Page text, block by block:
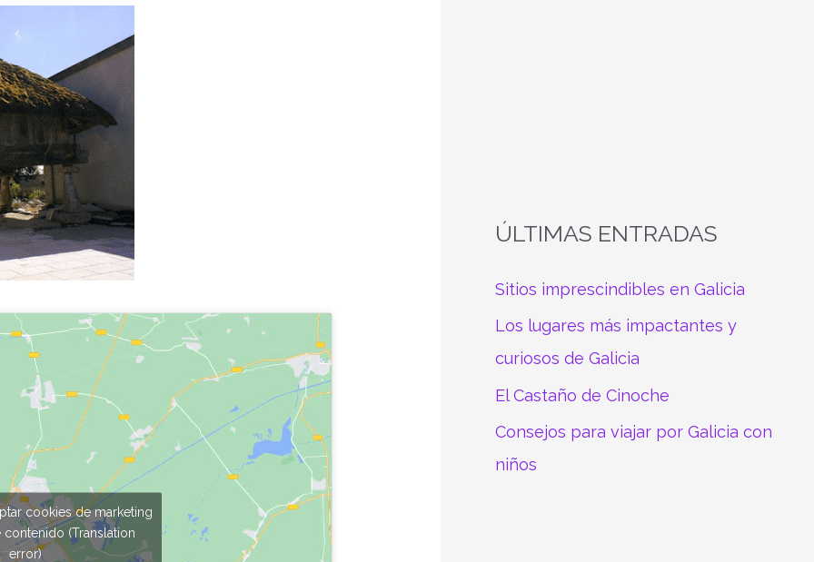
cookies de marketing
(Translation
error)
ÚLTIMAS ENTRADAS
Sitios imprescindibles en Galicia
Los lugares más impactantes y
curiosos de Galicia
El Castaño de Cinoche
Consejos para viajar por Galicia con
niños